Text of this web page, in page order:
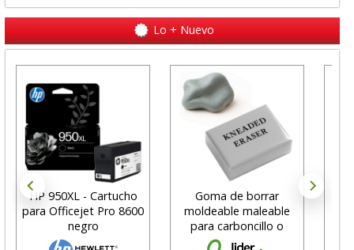
Lo + Nuevo
HP 950XL - Cartucho
para Officejet Pro 8600
negro
Goma de borrar
moldeable maleable
para carboncillo o
grafito